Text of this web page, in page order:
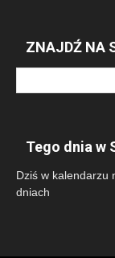
ZNAJDŹ NA
Tego dnia w
Dziś w kalendarzu
dniach